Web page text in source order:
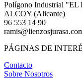
Polígono Industrial
ALCOY (Alicante)
96 553 14 90
PÁGINAS DE
Contacto
Sobre Nosotros